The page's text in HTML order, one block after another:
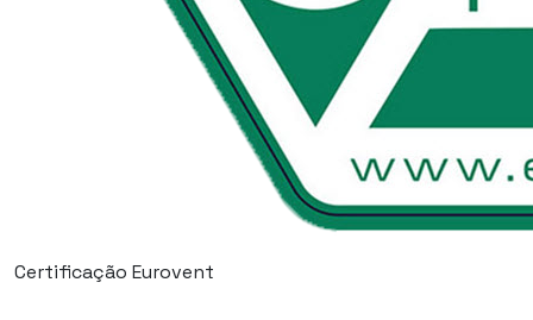
Certificação Eurovent